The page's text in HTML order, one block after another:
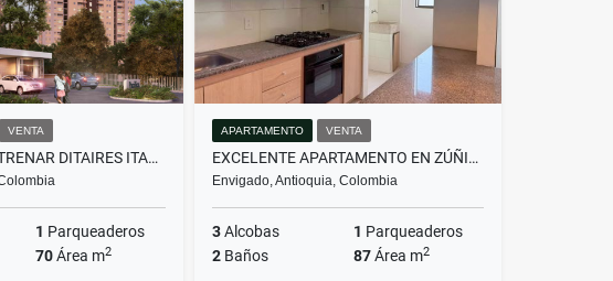
VENTA
APTO PARA ESTRENAR DITAIRES ITAGUI
1 Parqueaderos
70Área m2
APARTAMENTO VENTA
EXCELENTE APARTAMENTO EN ZÚÑIGA | UBICACIÓN ESTRATÉGICA Y SEGURA
Envigado, Antioquia, Colombia
3Alcobas 1 Parqueaderos
2 Baños 87Área m2